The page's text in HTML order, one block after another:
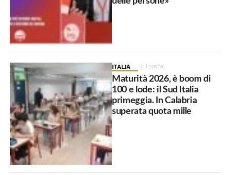
ITALIA 1 ora fa
Maturità 2026, è boom di
100 e lode: il Sud Italia
primeggia. In Calabria
superata quota mille